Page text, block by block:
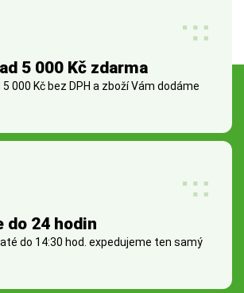
5 000 Kč zdarma
000 Kč bez DPH a zboží Vám dodáme
do 24 hodin
do 14:30 hod. expedujeme ten samý